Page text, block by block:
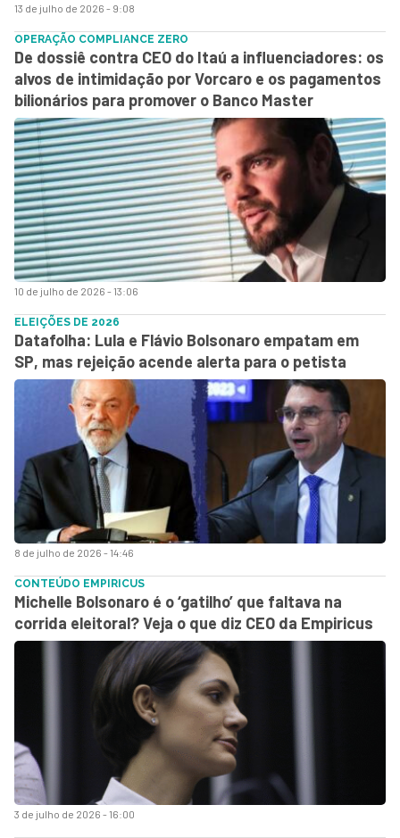
13 de julho de 2026 - 9:08
10 de julho de 2026 - 13:06
OPERAÇÃO COMPLIANCE ZERO
De dossiê contra CEO do Itaú a influenciadores: os
alvos de intimidação por Vorcaro e os pagamentos
bilionários para promover o Banco Master
8 de julho de 2026 - 14:46
ELEIÇÕES DE 2026
Datafolha: Lula e Flávio Bolsonaro empatam em
SP, mas rejeição acende alerta para o petista
3 de julho de 2026 - 16:00
CONTEÚDO EMPIRICUS
Michelle Bolsonaro é o ‘gatilho’ que faltava na
corrida eleitoral? Veja o que diz CEO da Empiricus